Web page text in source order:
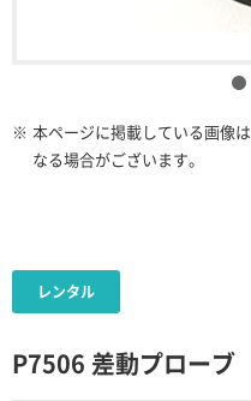
※ 本ページに掲載している画像
なる場合がございます。
P7506 差動プローブ